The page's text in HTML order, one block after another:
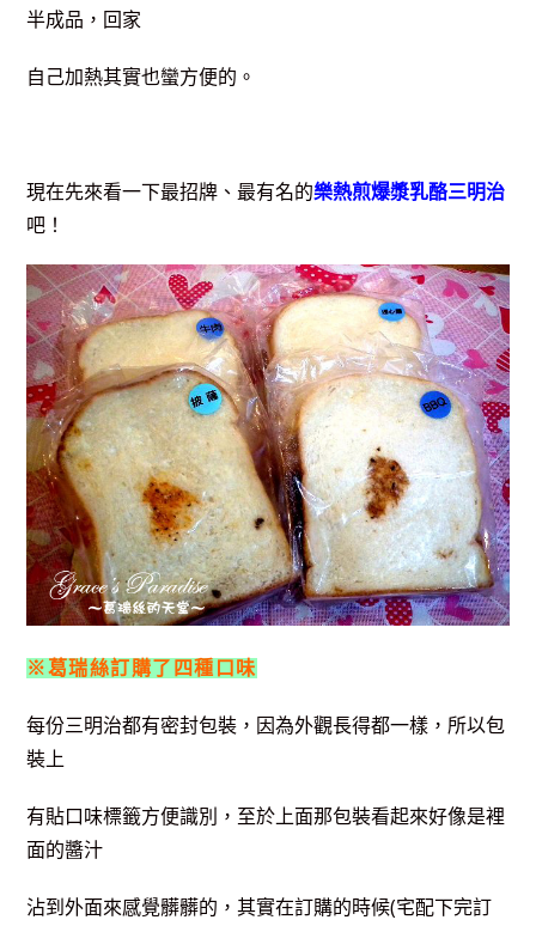
半成品，回家
自己加熱其實也蠻方便的。
現在先來看一下最招牌、最有名的樂熱煎爆漿乳酪三明治
吧！
※葛瑞絲訂購了四種口味
每份三明治都有密封包裝，因為外觀長得都一樣，所以包
裝上
有貼口味標籤方便識別，至於上面那包裝看起來好像是裡
面的醬汁
沾到外面來感覺髒髒的，其實在訂購的時候(宅配下完訂